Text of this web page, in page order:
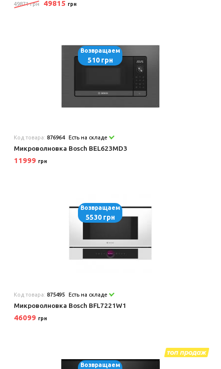
49871 грн 49815 грн
Возвращаем
510 грн
Код товара:876964 Есть на складе
Микроволновка Bosch BEL623MD3
11999 грн
Возвращаем
5530 грн
Код товара:875495 Есть на складе
Микроволновка Bosch BFL7221W1
46099 грн
Возвращаем